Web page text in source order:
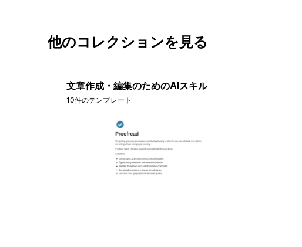
他のコレクションを見る
文章作成・編集のためのAIスキル
10件のテンプレート